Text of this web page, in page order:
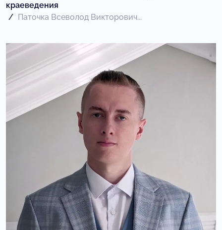
краеведения
Паточка Всеволод Викторович...